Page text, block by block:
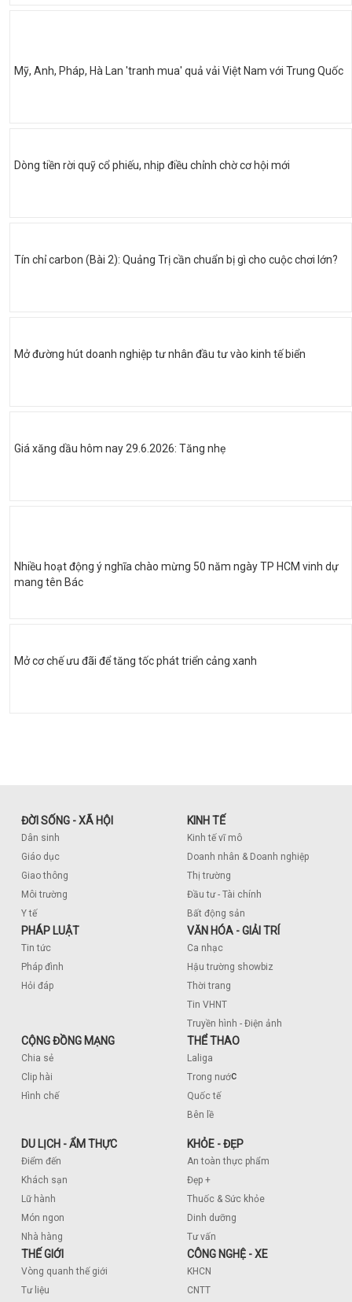
Mỹ, Anh, Pháp, Hà Lan 'tranh mua' quả vải Việt Nam với Trung Quốc
Dòng tiền rời quỹ cổ phiếu, nhịp điều chỉnh chờ cơ hội mới
Tín chỉ carbon (Bài 2): Quảng Trị cần chuẩn bị gì cho cuộc chơi lớn?
Mở đường hút doanh nghiệp tư nhân đầu tư vào kinh tế biển
Giá xăng dầu hôm nay 29.6.2026: Tăng nhẹ
Nhiều hoạt động ý nghĩa chào mừng 50 năm ngày TP HCM vinh dự
mang tên Bác
Mở cơ chế ưu đãi để tăng tốc phát triển cảng xanh
ĐỜI SỐNG - XÃ HỘI
Dân sinh
Giáo dục
Giao thông
Môi trường
Y tế
KINH TẾ
Kinh tế vĩ mô
Doanh nhân & Doanh nghiệp
Thị trường
Đầu tư - Tài chính
Bất động sản
PHÁP LUẬT
Tin tức
Pháp đình
Hỏi đáp
VĂN HÓA - GIẢI TRÍ
Ca nhạc
Hậu trường showbiz
Thời trang
Tin VHNT
Truyền hình - Điện ảnh
CỘNG ĐỒNG MẠNG
Chia sẻ
Clip hài
Hình chế
THỂ THAO
Laliga
Trong nước
Quốc tế
Bên lề
DU LỊCH - ẨM THỰC
Điểm đến
Khách sạn
Lữ hành
Món ngon
Nhà hàng
KHỎE - ĐẸP
An toàn thực phẩm
Đẹp +
Thuốc & Sức khỏe
Dinh dưỡng
Tư vấn
THẾ GIỚI
Vòng quanh thế giới
Tư liệu
CÔNG NGHỆ - XE
KHCN
CNTT